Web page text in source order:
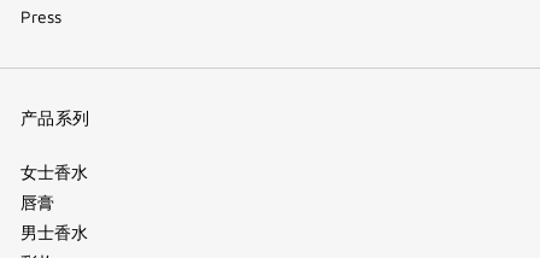
Press
产品系列
女士香水
唇膏
男士香水